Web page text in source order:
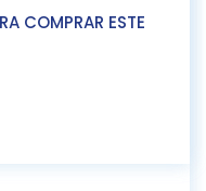
COMPRAR ESTE